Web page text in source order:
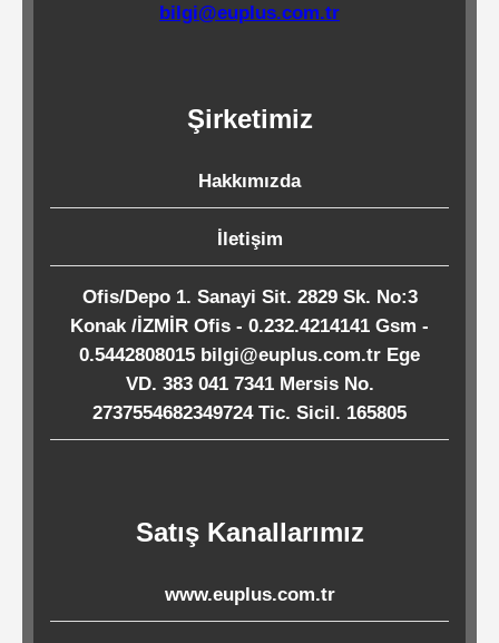
Endüstriyel
Temizlik
Köpük
Kaseler
Tabaklar
Ürünleri
bilgi@euplus.com.tr
Şirketimiz
Hakkımızda
İletişim
Ofis/Depo 1. Sanayi Sit. 2829 Sk. No:3
Konak /İZMİR Ofis - 0.232.4214141 Gsm -
0.5442808015 bilgi@euplus.com.tr Ege
VD. 383 041 7341 Mersis No.
2737554682349724 Tic. Sicil. 165805
Satış Kanallarımız
www.euplus.com.tr